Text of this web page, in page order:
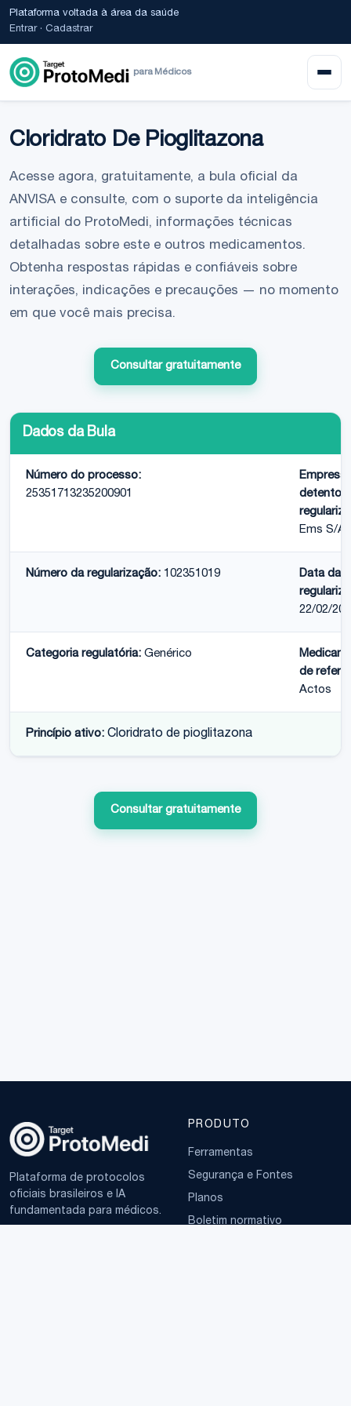
Plataforma voltada à área da saúde
Entrar· Cadastrar
para Médicos
Cloridrato De Pioglitazona
Acesse agora, gratuitamente, a bula oficial da
ANVISA e consulte, com o suporte da inteligência
artificial do ProtoMedi, informações técnicas
detalhadas sobre este e outros medicamentos.
Obtenha respostas rápidas e confiáveis sobre
interações, indicações e precauções — no momento
em que você mais precisa.
Consultar gratuitamente
Dados da Bula
Número do processo:
25351713235200901
Empresa
Ems S/A
Número da regularização: 102351019
Data da
22/02/
Categoria regulatória: Genérico
de
Actos
Princípio ativo: Cloridrato de pioglitazona
Consultar gratuitamente
Plataforma de protocolos
oficiais brasileiros e IA
fundamentada para médicos.
PRODUTO
Ferramentas
Segurança e Fontes
Planos
Boletim normativo